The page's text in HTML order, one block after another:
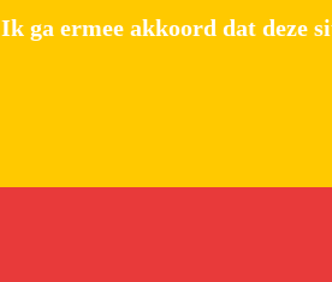
Ik ga ermee akkoord dat deze